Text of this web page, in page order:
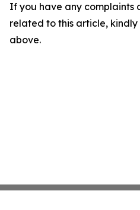
If you have any complaints
related to this article,
above.